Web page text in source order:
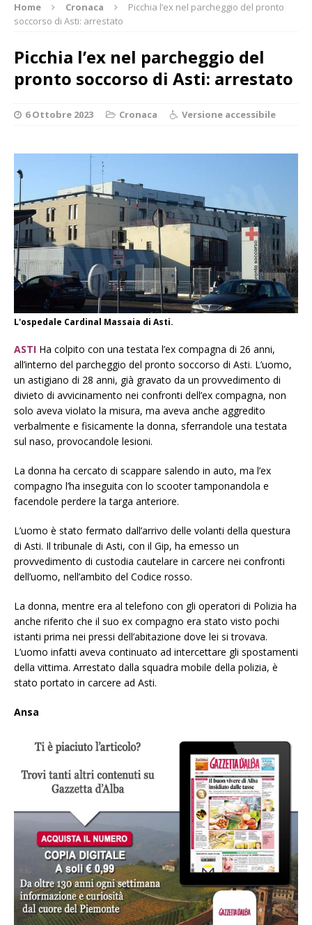
Home Cronaca
Picchia l’ex nel parcheggio del pronto
soccorso di Asti: arrestato
Picchia l’ex nel parcheggio del
pronto soccorso di Asti: arrestato
6 Ottobre 2023 Cronaca Versione accessibile
L'ospedale Cardinal Massaia di Asti.
ASTI Ha colpito con una testata l’ex compagna di 26 anni,
all’interno del parcheggio del pronto soccorso di Asti. L’uomo,
un astigiano di 28 anni, già gravato da un provvedimento di
divieto di avvicinamento nei confronti dell’ex compagna, non
solo aveva violato la misura, ma aveva anche aggredito
verbalmente e fisicamente la donna, sferrandole una testata
sul naso, provocandole lesioni.
La donna ha cercato di scappare salendo in auto, ma l’ex
compagno l’ha inseguita con lo scooter tamponandola e
facendole perdere la targa anteriore.
L’uomo è stato fermato dall’arrivo delle volanti della questura
di Asti. Il tribunale di Asti, con il Gip, ha emesso un
provvedimento di custodia cautelare in carcere nei confronti
dell’uomo, nell’ambito del Codice rosso.
La donna, mentre era al telefono con gli operatori di Polizia ha
anche riferito che il suo ex compagno era stato visto pochi
istanti prima nei pressi dell’abitazione dove lei si trovava.
L’uomo infatti aveva continuato ad intercettare gli spostamenti
della vittima. Arrestato dalla squadra mobile della polizia, è
stato portato in carcere ad Asti.
Ansa